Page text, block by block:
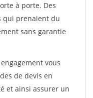
à porte. Des
qui prenaient du
sans garantie
vous
de devis en
et ainsi assurer un